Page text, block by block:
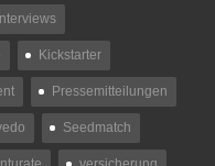
Kickstarter
Pressemitteilungen
Seedmatch